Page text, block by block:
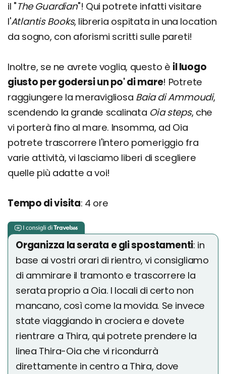
il "The Guardian"! Qui potrete infatti visitare
l'AtlantisBooks, libreria ospitata in una location
da sogno, con aforismi scritti sulle pareti!
Inoltre, se ne avrete voglia, questo è il luogo
giusto per godersi un po' di mare! Potrete
raggiungere la meravigliosa Baia di Ammoudi,
scendendo la grande scalinata Oia steps, che
vi porterà fino al mare. Insomma, ad Oia
potrete trascorrere l'intero pomeriggio fra
varie attività, vi lasciamo liberi di scegliere
quelle più adatte a voi!
Tempo di visita: 4 ore
Organizza la serata e gli spostamenti: in
base ai vostri orari di rientro, vi consigliamo
di ammirare il tramonto e trascorrere la
serata proprio a Oia. I locali di certo non
mancano, così come la movida. Se invece
state viaggiando in crociera e dovete
rientrare a Thira, qui potrete prendere la
linea Thira-Oia che vi ricondurrà
direttamente in centro a Thira, dove